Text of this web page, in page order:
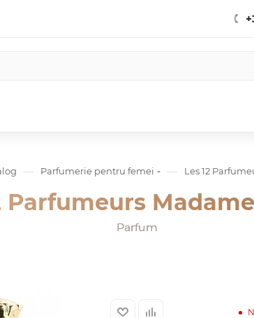
— Parfumerie pentru femei — Les 12
Parfumeurs
Parfum